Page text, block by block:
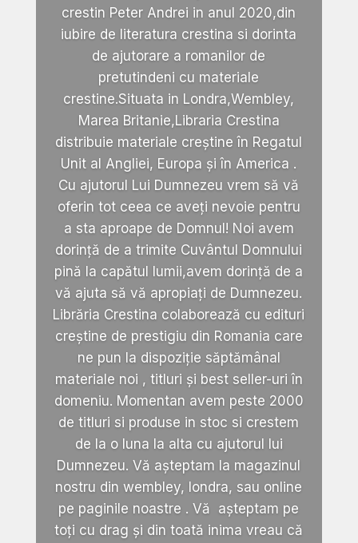
crestin Peter Andrei in anul 2020,din
iubire de literatura crestina si dorinta
de ajutorare a romanilor de
pretutindeni cu materiale
crestine.Situata in Londra,Wembley,
Marea Britanie,Libraria Crestina
distribuie materiale creștine în Regatul
Unit al Angliei, Europa și în America .
Cu ajutorul Lui Dumnezeu vrem să vă
oferin tot ceea ce aveți nevoie pentru
a sta aproape de Domnul! Noi avem
dorință de a trimite Cuvântul Domnului
pină la capătul lumii,avem dorință de a
vă ajuta să vă apropiați de Dumnezeu.
Librăria Crestina colaborează cu edituri
creștine de prestigiu din Romania care
ne pun la dispoziție săptămânal
materiale noi , titluri și best seller-uri în
domeniu. Momentan avem peste 2000
de titluri si produse in stoc si crestem
de la o luna la alta cu ajutorul lui
Dumnezeu. Vă așteptam la magazinul
nostru din wembley, londra, sau online
pe paginile noastre . Vă așteptam pe
toți cu drag și din toată inima vreau că